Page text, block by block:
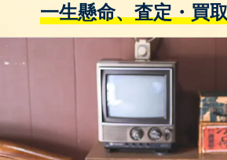
一生懸命、査定・買